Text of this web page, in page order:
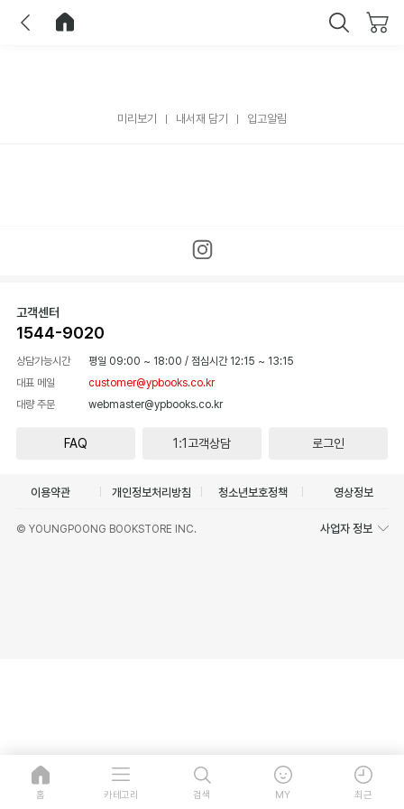
미리보기 내서재 담기 입고알림
고객센터
1544-9020
상담가능시간 평일 09:00 ~ 18:00 / 점심시간 12:15 ~ 13:15
대표 메일
customer@ypbooks.co.kr
대량 주문
webmaster@ypbooks.co.kr
FAQ 1:1고객상담 로그인
이용약관 개인정보처리방침 청소년보호정책 영상정보
© YOUNGPOONG BOOKSTORE INC. 사업자 정보
홈 카테고리 검색 MY 최근